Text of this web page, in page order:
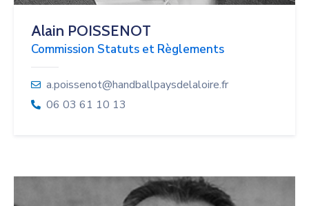
Alain POISSENOT
Commission Statuts et Règlements
a.poissenot@handballpaysdelaloire.fr
06 03 61 10 13